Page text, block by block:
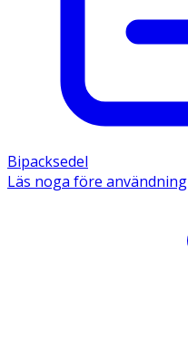
Bipacksedel
Läs noga före användning